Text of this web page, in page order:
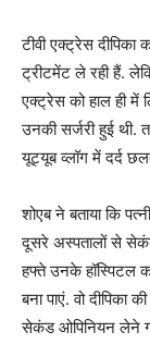
टीवी एक्ट्रेस
ट्रीटमेंट ले रही हैं.
एक्ट्रेस को हाल ही में
उनकी सर्जरी हुई थी.
यूट्यूब व्लॉग में दर्द
शोएब ने बताया कि
दूसरे अस्पतालों से
हफ्ते उनके हॉस्पिटल
बना पाएं. वो
सेकंड ओपिनियन लेने